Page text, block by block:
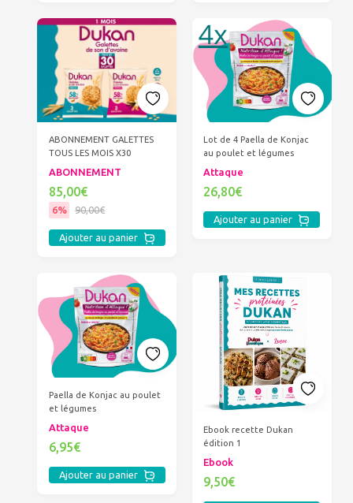
ABONNEMENT GALETTES
TOUS LES MOIS X30
ABONNEMENT
85,00€
6% 90,00€
Ajouter au panier
Lot de 4 Paella de Konjac
au poulet et légumes
Attaque
26,80€
Ajouter au panier
Paella de Konjac au poulet
et légumes
Attaque
6,95€
Ajouter au panier
Ebook recette Dukan
édition 1
Ebook
9,50€